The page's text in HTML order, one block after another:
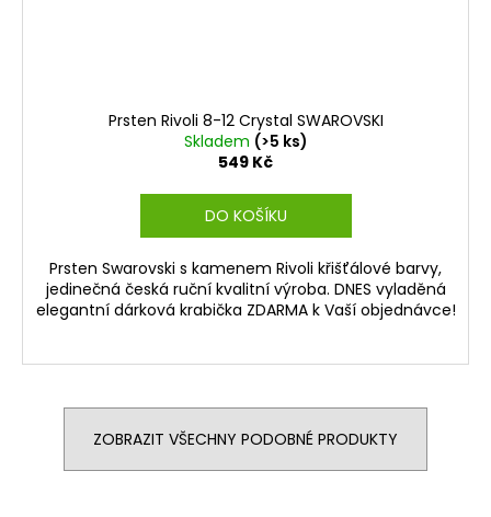
Prsten Rivoli 8-12 Crystal SWAROVSKI
Skladem (>5 ks)
549 Kč
DO KOŠÍKU
Prsten Swarovski s kamenem Rivoli křišťálové barvy,
jedinečná česká ruční kvalitní výroba. DNES vyladěná
elegantní dárková krabička ZDARMA k Vaší objednávce!
ZOBRAZIT VŠECHNY PODOBNÉ PRODUKTY